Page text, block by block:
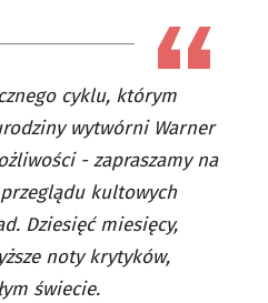
cyklu, którym
wytwórni Warner
- zapraszamy na
kultowych
Dziesięć miesięcy,
noty krytyków,
świecie.